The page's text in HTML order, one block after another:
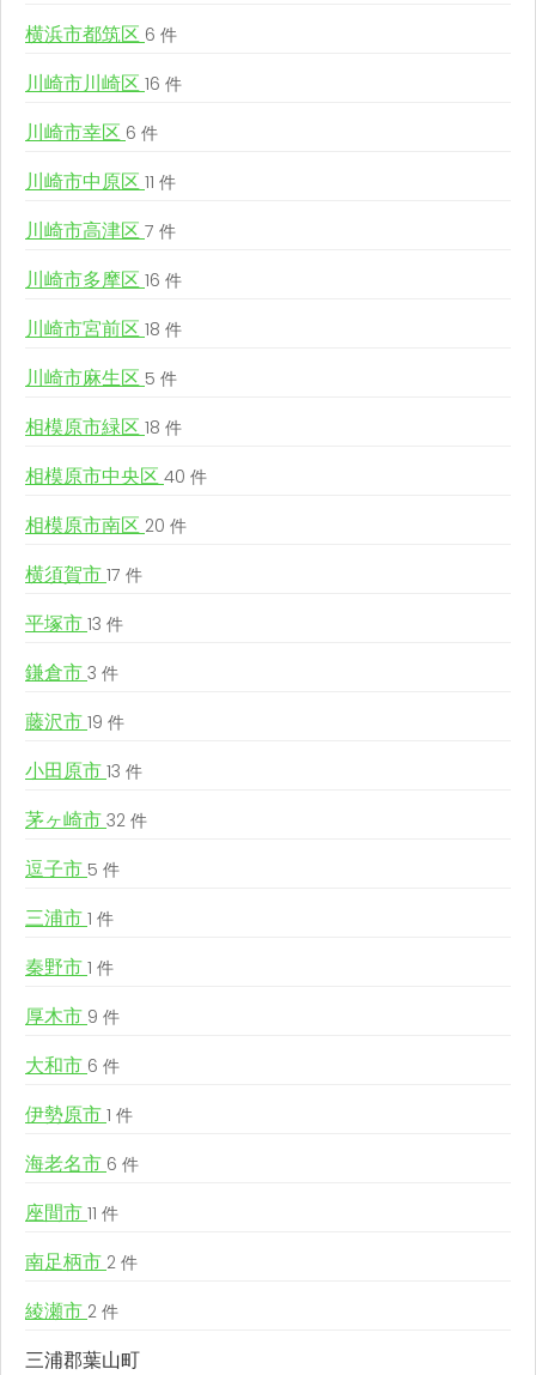
横浜市都筑区 6 件
川崎市川崎区 16 件
川崎市幸区 6 件
川崎市中原区 11 件
川崎市高津区 7 件
川崎市多摩区 16 件
川崎市宮前区 18 件
川崎市麻生区 5 件
相模原市緑区 18 件
相模原市中央区 40 件
相模原市南区 20 件
横須賀市 17 件
平塚市 13 件
鎌倉市 3 件
藤沢市 19 件
小田原市 13 件
茅ヶ崎市 32 件
逗子市 5 件
三浦市 1 件
秦野市 1 件
厚木市 9 件
大和市 6 件
伊勢原市 1 件
海老名市 6 件
座間市 11 件
南足柄市 2 件
綾瀬市 2 件
三浦郡葉山町